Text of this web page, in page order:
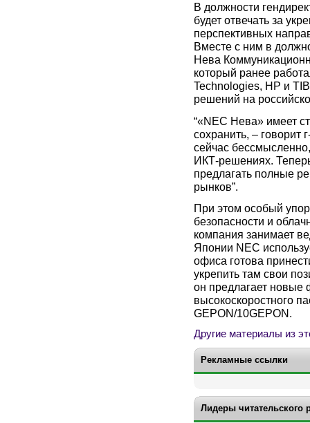
В должности
будет отвечать за
перспективных
Вместе с ним в
Нева
который ранее
Technologies, НР и
решений на
“«NEC Нева» имеет
сохранить, – говорит
сейчас
ИКТ-решениях.
предлагать полные
рынков”.
При этом особый
безопасности и
компания занимает
Японии NEC
офиса готова
укрепить там свои
он предлагает новые
высокоскоростного
GEPON/10GEPON.
Другие материалы из
Рекламные ссылки
Лидеры читательского